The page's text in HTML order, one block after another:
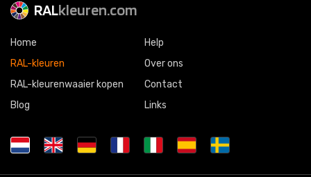
RALkleuren.com
Home
RAL-kleuren
RAL-kleurenwaaier kopen
Blog
Help
Over ons
Contact
Links